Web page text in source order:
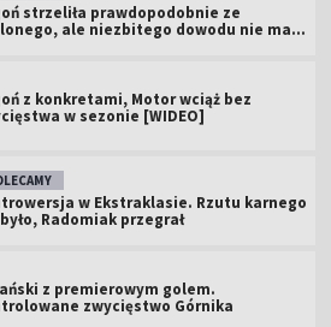
strzeliła prawdopodobnie ze
ale niezbitego dowodu nie ma...
z konkretami, Motor wciąż bez
w sezonie [WIDEO]
w Ekstraklasie. Rzutu karnego
Radomiak przegrał
z premierowym golem.
zwycięstwo Górnika